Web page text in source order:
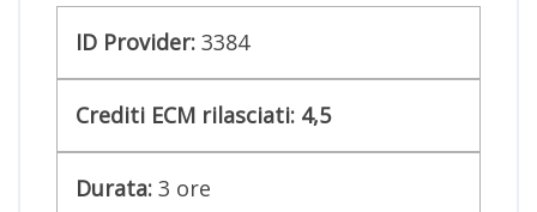
ID Provider: 3384
Crediti ECM rilasciati: 4,5
Durata: 3 ore